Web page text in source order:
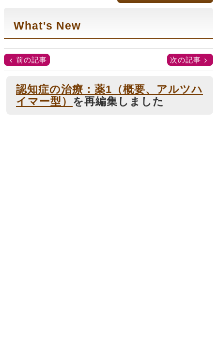
What's New
次の記事
前の記事
認知症の治療：薬1（概要、アルツハ
イマー型） を再編集しました